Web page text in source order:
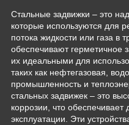
Стальные задвижки – это
которые используются для
потока жидкости или газа в
обеспечивают герметичное
их идеальными для
таких как нефтегазовая,
промышленность и
стальных задвижек – это
коррозии, что обеспечивает
эксплуатации. Эти